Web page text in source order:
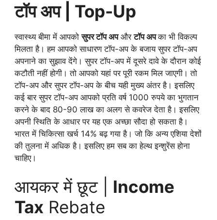
टॉप अप | Top-Up
स्वास्थ्य बीमा में आपकोसुपर टॉप अपऔरटॉप अपका भी विकल्प
मिलता है। हम आपको साधारण टॉप-अप के बजाय सुपर टॉप-अप
अपनाने का सुझाव देंगे। सुपर टॉप-अप में दूसरे दावे के दौरान कोई
कटौती नहीं होगी। तो आपको यहां पर पूरी रकम मिल जाएगी। तो
टॉप-अप और सुपर टॉप-अप के बीच यही मुख्य अंतर है। इसलिए
कई बार सुपर टॉप-अप आपको प्रति वर्ष 1000 रुपये का भुगतान
करने के बाद 80-90 लाख का अलग से कवरेज देता है। इसलिए
अपनी स्थिति के आधार पर यह एक अच्छा सौदा हो सकता है।
भारत में चिकित्सा खर्च 14% बढ़ गया है। जो कि अन्य एशिया देशों
की तुलना में अधिक है। इसलिए हम सब का हेल्थ इन्शुरेंस होना
चाहिए।
आयकर में छूट | Income
Tax Rebate